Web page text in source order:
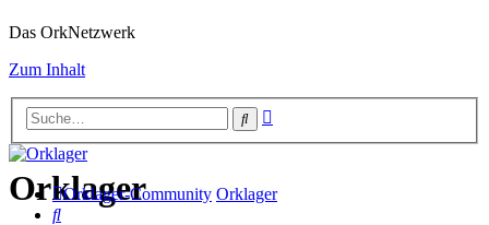
Das OrkNetzwerk
Zum Inhalt
Suche
Orklager
Orklager-Community Orklager
Suche